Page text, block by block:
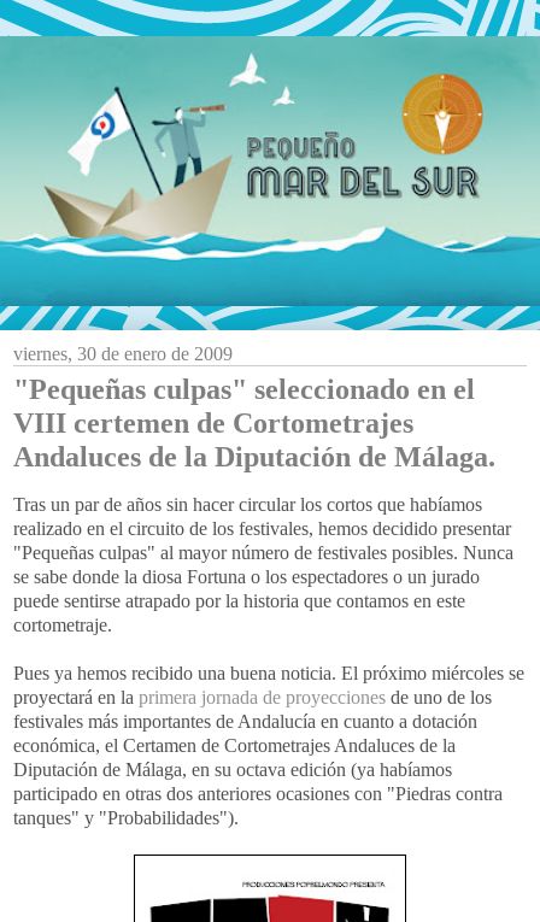
viernes, 30 de enero de 2009
"Pequeñas culpas" seleccionado en el
VIII certemen de Cortometrajes
Andaluces de la Diputación de Málaga.
Tras un par de años sin hacer circular los cortos que habíamos
realizado en el circuito de los festivales, hemos decidido presentar
"Pequeñas culpas" al mayor número de festivales posibles. Nunca
se sabe donde la diosa Fortuna o los espectadores o un jurado
puede sentirse atrapado por la historia que contamos en este
cortometraje.
Pues ya hemos recibido una buena noticia. El próximo miércoles se
proyectará en la primera jornada de proyecciones de uno de los
festivales más importantes de Andalucía en cuanto a dotación
económica, el Certamen de Cortometrajes Andaluces de la
Diputación de Málaga, en su octava edición (ya habíamos
participado en otras dos anteriores ocasiones con "Piedras contra
tanques" y "Probabilidades").